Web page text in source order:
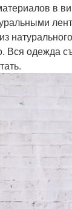
в
Вся одежда